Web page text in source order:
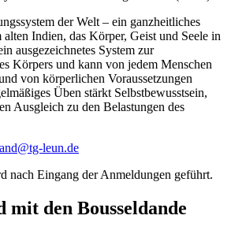
der Welt – ein ganzheitliches
alten Indien, das Körper, Geist und Seele in
ausgezeichnetes System zur
Körpers und kann von jedem Menschen
von körperlichen Voraussetzungen
Üben stärkt Selbstbewusstsein,
Ausgleich zu den Belastungen des
leun.de
nach Eingang der Anmeldungen geführt.
den Bousseldande